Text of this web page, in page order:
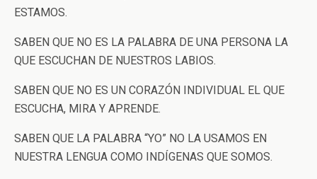
ESTAMOS.
SABEN QUE NO ES LA PALABRA DE UNA PERSONA LA
QUE ESCUCHAN DE NUESTROS LABIOS.
SABEN QUE NO ES UN CORAZÓN INDIVIDUAL EL QUE
ESCUCHA, MIRA Y APRENDE.
SABEN QUE LA PALABRA “YO” NO LA USAMOS EN
NUESTRA LENGUA COMO INDÍGENAS QUE SOMOS.